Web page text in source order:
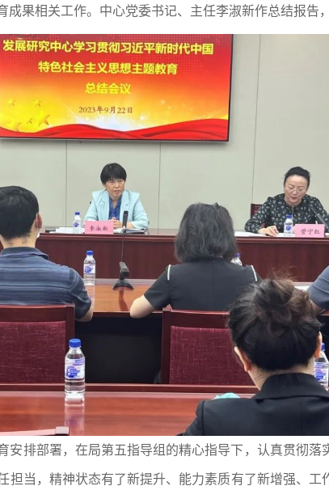
果相关工作。中心党委书记、主任李淑新作总结报告
安排部署，在局第五指导组的精心指导下，认真贯彻
当，精神状态有了新提升、能力素质有了新增强、